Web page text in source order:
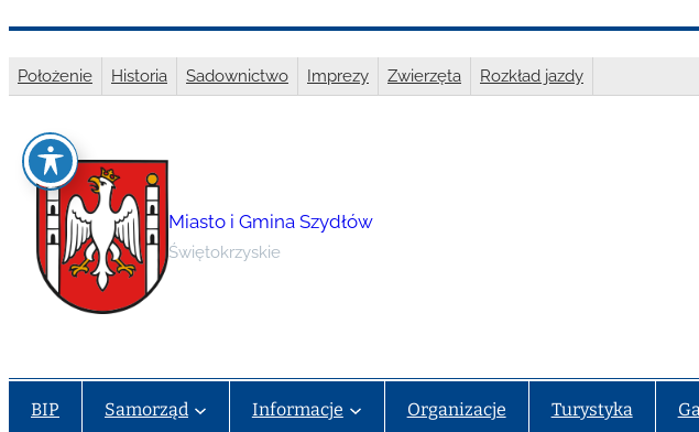
do
Położenie Historia Sadownictwo Imprezy Zwierzęta Rozkład jazdy
Miasto i Gmina Szydłów
Świętokrzyskie
BIP Samorząd Informacje Organizacje Turystyka